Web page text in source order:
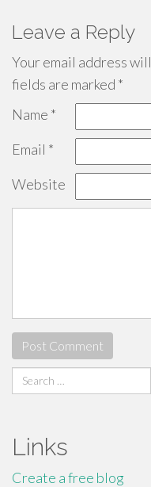
Leave a Reply
Your email address
fields are marked *
Name *
Email *
Website
Search
for:
Links
Create a free blog